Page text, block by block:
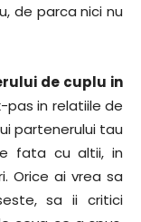
de parca nici nu
de cuplu in
pas in relatiile de
partenerului tau
fata cu altii, in
Orice ai vrea sa
sa ii critici